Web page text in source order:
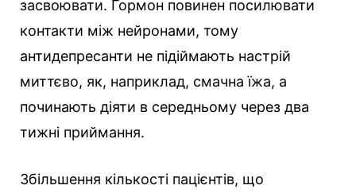
засвоювати. Гормон повинен посилювати
контакти між нейронами, тому
антидепресанти не підіймають настрій
миттєво, як, наприклад, смачна їжа, а
починають діяти в середньому через два
тижні приймання.
Збільшення кількості пацієнтів, що